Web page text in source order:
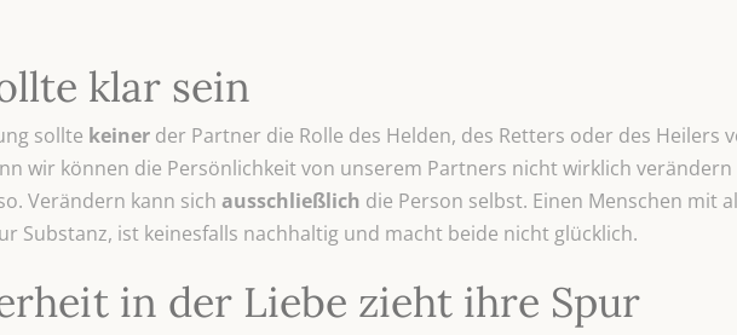
klar sein
sollte keinerder Partner die Rolle des Helden, des Retters oder des Heilers
wir können die Persönlichkeit von unserem Partners nicht wirklich
Verändern kann sich ausschließlich die Person selbst. Einen Menschen mit
Substanz, ist keinesfalls nachhaltig und macht beide nicht glücklich.
in der Liebe zieht ihre Spur